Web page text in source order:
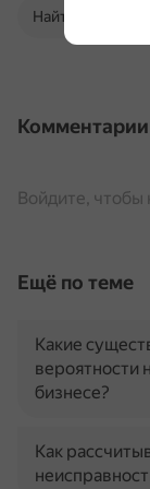
Найти в Поиске
Комментарии
Войдите,
Ещё по теме
Какие
вероятности
бизнесе?
Как